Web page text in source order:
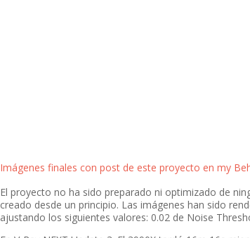
Imágenes finales con post de este proyecto en my
El proyecto no ha sido preparado ni optimizado de
creado desde un principio. Las imágenes han sido
ajustando los siguientes valores: 0.02 de Noise